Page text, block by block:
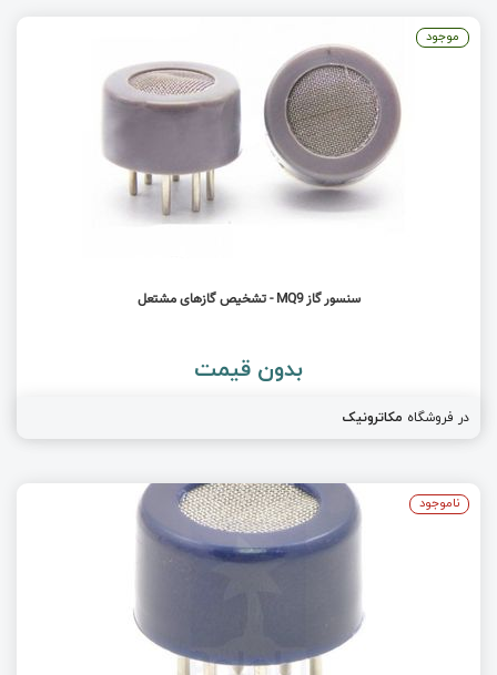
سنسور گاز MQ9 - تشخیص گازهای مشتعل
بدون قیمت
در فروشگاه مکاترونیک
موجود
ناموجود